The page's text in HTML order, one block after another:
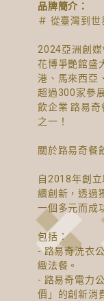
品牌簡介：
＃ 從臺灣到
2024亞洲創
花博爭艷館盛
港、馬來西亞
超過300家參
飲企業 路易奇
之一！
關於路易奇餐
自2018年創
續創新，透過
一個多元而成
包括：
- 路易奇洗衣
緻法餐。
- 路易奇電力
價」的創新消